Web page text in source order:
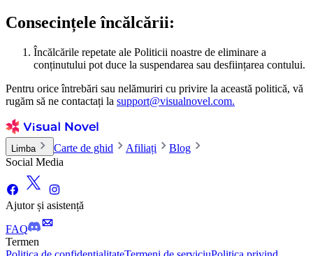
Consecințele încălcării:
Încălcările repetate ale Politicii noastre de eliminare a
conținutului pot duce la suspendarea sau desființarea contului.
Pentru orice întrebări sau nelămuriri cu privire la această politică, vă
rugăm să ne contactați la support@visualnovel.com.
Limba Carte de ghid Afiliați
Blog
Social Media
Ajutor și asistență
FAQ
Termen